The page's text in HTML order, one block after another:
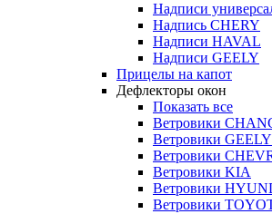
Надписи
Надпись CHERY
Надписи HAVAL
Надписи GEELY
Прицелы на капот
Дефлекторы окон
Показать все
Ветровики
Ветровики GEELY
Ветровики
Ветровики KIA
Ветровики
Ветровики